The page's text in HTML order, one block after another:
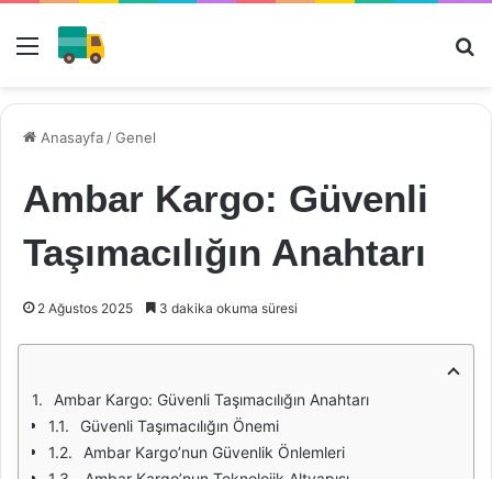
Menü
Anasayfa /Genel
Ambar Kargo: Güvenli
Taşımacılığın Anahtarı
2 Ağustos 2025 3 dakika okuma süresi
Ambar Kargo: Güvenli Taşımacılığın Anahtarı
Güvenli Taşımacılığın Önemi
Ambar Kargo’nun Güvenlik Önlemleri